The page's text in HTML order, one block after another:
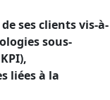
ses clients vis-à-
sous-
liées à la